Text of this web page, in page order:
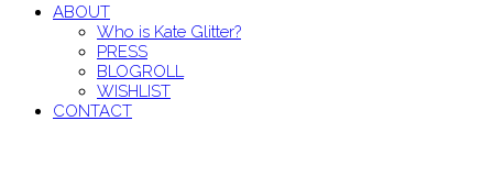
ABOUT
Who is Kate Glitter?
PRESS
BLOGROLL
WISHLIST
CONTACT